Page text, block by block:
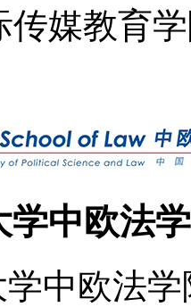
传媒教育
学中欧法
中欧法学